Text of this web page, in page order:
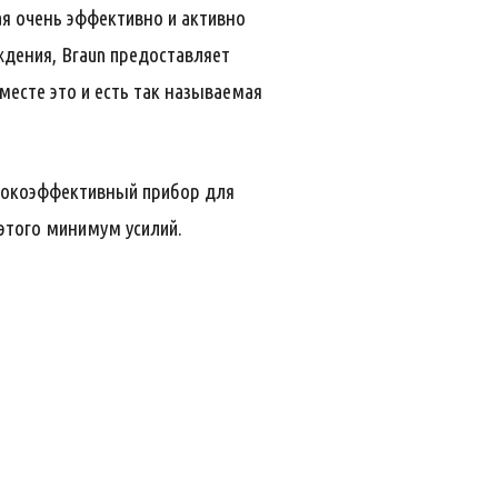
очень эффективно и активно
Braun предоставляет
это и есть так называемая
прибор для
минимум усилий.